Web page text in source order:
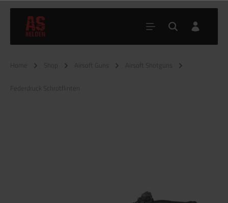
Home Shop Airsoft Guns Airsoft Shotguns
Federdruck Schrotflinten